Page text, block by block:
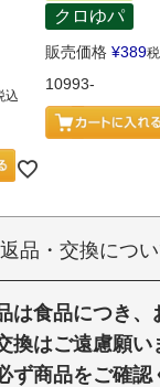
込
クロゆパ
販売価格 ¥389
10993-
返品・交換につ
は食品につき、
換はご遠慮願い
ず商品をご確認